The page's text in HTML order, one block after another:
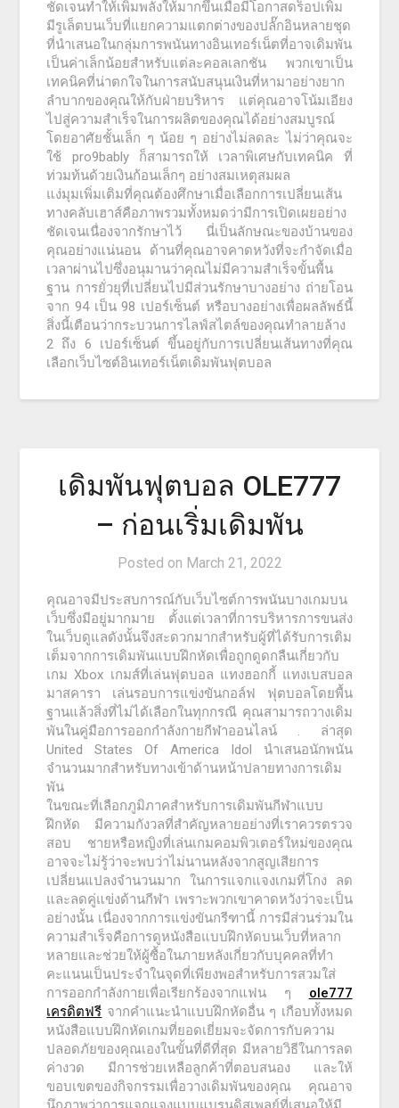
ชัดเจนทำให้เพิ่มพลังให้มากขึ้นเมื่อมีโอกาสดร็อปเพิ่ม
มีรูเล็ตบนเว็บที่แยกความแตกต่างของปลั๊กอินหลายชุด
ที่นำเสนอในกลุ่มการพนันทางอินเทอร์เน็ตที่อาจเดิมพัน
เป็นค่าเล็กน้อยสำหรับแต่ละคอลเลกชัน พวกเขาเป็น
เทคนิคที่น่าตกใจในการสนับสนุนเงินที่หามาอย่างยาก
ลำบากของคุณให้กับฝ่ายบริหาร แต่คุณอาจโน้มเอียง
ไปสู่ความสำเร็จในการผลิตของคุณได้อย่างสมบูรณ์
โดยอาศัยชั้นเล็ก ๆ น้อย ๆ อย่างไม่ลดละ ไม่ว่าคุณจะ
ใช้ pro9bably ก็สามารถให้ เวลาพิเศษกับเทคนิค ที่
ท่วมท้นด้วยเงินก้อนเล็กๆ อย่างสมเหตุสมผล
แง่มุมเพิ่มเติมที่คุณต้องศึกษาเมื่อเลือกการเปลี่ยนเส้น
ทางคลับเฮาส์คือภาพรวมทั้งหมดว่ามีการเปิดเผยอย่าง
ชัดเจนเนื่องจากรักษาไว้ นี่เป็นลักษณะของบ้านของ
คุณอย่างแน่นอน ด้านที่คุณอาจคาดหวังที่จะกำจัดเมื่อ
เวลาผ่านไปซึ่งอนุมานว่าคุณไม่มีความสำเร็จขั้นพื้น
ฐาน การยั่วยุที่เปลี่ยนไปมีส่วนรักษาบางอย่าง ถ่ายโอน
จาก 94 เป็น 98 เปอร์เซ็นต์ หรือบางอย่างเพื่อผลลัพธ์นี้
สิ่งนี้เตือนว่ากระบวนการไลฟ์สไตล์ของคุณทำลายล้าง
2 ถึง 6 เปอร์เซ็นต์ ขึ้นอยู่กับการเปลี่ยนเส้นทางที่คุณ
เลือกเว็บไซต์อินเทอร์เน็ตเดิมพันฟุตบอล
เดิมพันฟุตบอล OLE777
– ก่อนเริ่มเดิมพัน
Posted on March 21, 2022
คุณอาจมีประสบการณ์กับเว็บไซต์การพนันบางเกมบน
เว็บซึ่งมีอยู่มากมาย ตั้งแต่เวลาที่การบริหารการขนส่ง
ในเว็บดูแลดังนั้นจึงสะดวกมากสำหรับผู้ที่ได้รับการเติม
เต็มจากการเดิมพันแบบฝึกหัดเพื่อถูกดูดกลืนเกี่ยวกับ
เกม Xbox เกมส์ที่เล่นฟุตบอล แทงฮอกกี้ แทงเบสบอล
มาสคารา เล่นรอบการแข่งขันกอล์ฟ ฟุตบอลโดยพื้น
ฐานแล้วสิ่งที่ไม่ได้เลือกในทุกกรณี คุณสามารถวางเดิม
พันในคู่มือการออกกำลังกายกีฬาออนไลน์ . ล่าสุด
United States Of America Idol นำเสนอนักพนัน
จำนวนมากสำหรับทางเข้าด้านหน้าปลายทางการเดิม
พัน
ในขณะที่เลือกภูมิภาคสำหรับการเดิมพันกีฬาแบบ
ฝึกหัด มีความกังวลที่สำคัญหลายอย่างที่เราควรตรวจ
สอบ ชายหรือหญิงที่เล่นเกมคอมพิวเตอร์ใหม่ของคุณ
อาจจะไม่รู้ว่าจะพบว่าไม่นานหลังจากสูญเสียการ
เปลี่ยนแปลงจำนวนมาก ในการแจกแจงเกมที่โกง ลด
และลดคู่แข่งด้านกีฬา เพราะพวกเขาคาดหวังว่าจะเป็น
อย่างนั้น เนื่องจากการแข่งขันกรีฑานี้ การมีส่วนร่วมใน
ความสำเร็จคือการดูหนังสือแบบฝึกหัดบนเว็บที่หลาก
หลายและช่วยให้ผู้ซื้อในภายหลังเกี่ยวกับบุคคลที่ทำ
คะแนนเป็นประจำในจุดที่เพียงพอสำหรับการสวมใส่
การออกกำลังกายเพื่อเรียกร้องจากแฟน ๆ ole777
เครดิตฟรี จากคำแนะนำแบบฝึกหัดอื่น ๆ เกือบทั้งหมด
หนังสือแบบฝึกหัดเกมที่ยอดเยี่ยมจะจัดการกับความ
ปลอดภัยของคุณเองในขั้นที่ดีที่สุด มีหลายวิธีในการลด
ค่างวด มีการช่วยเหลือลูกค้าที่ตอบสนอง และให้
ขอบเขตของกิจกรรมเพื่อวางเดิมพันของคุณ คุณอาจ